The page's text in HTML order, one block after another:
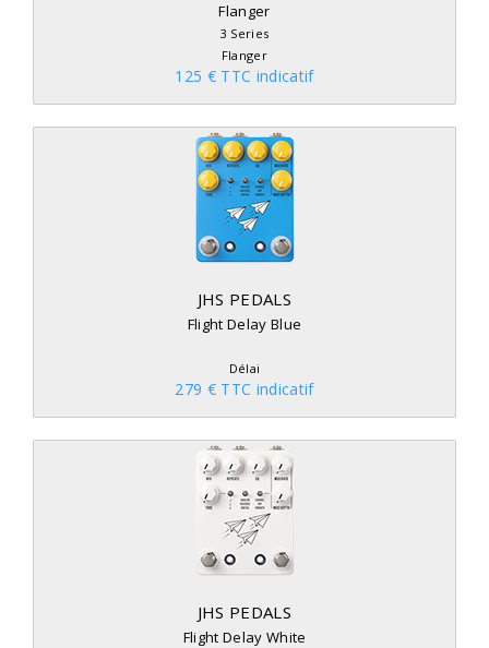
Flanger
3 Series
Flanger
125 € TTC indicatif
JHS PEDALS
Flight Delay Blue
Délai
279 € TTC indicatif
JHS PEDALS
Flight Delay White